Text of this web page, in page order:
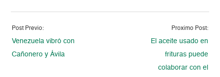
Post Previo:
Venezuela vibró con
Cañonero y Ávila
Proximo Post:
El aceite usado en
frituras puede
colaborar con el